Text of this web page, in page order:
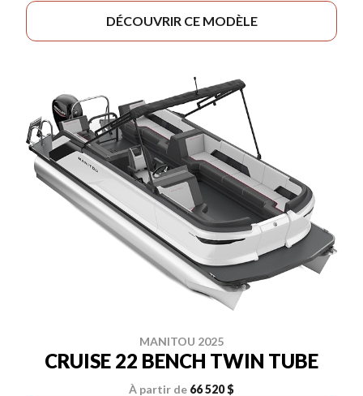
DÉCOUVRIR CE MODÈLE
MANITOU 2025
CRUISE 22 BENCH TWIN TUBE
À partir de 66 520 $